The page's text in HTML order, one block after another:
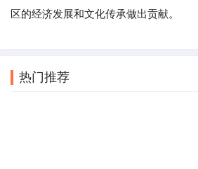
区的经济发展和文化传承做出贡献。
热门推荐